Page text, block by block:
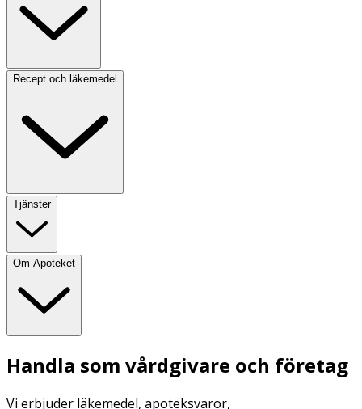
Recept och läkemedel
Tjänster
Om Apoteket
Handla som vårdgivare och företag
Vi erbjuder läkemedel, apoteksvaror,